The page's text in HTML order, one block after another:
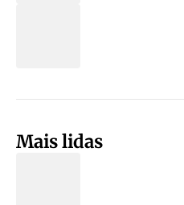
Mais lidas